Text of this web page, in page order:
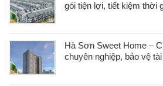
gói tiện lợi, tiết kiệm thời
Hà Sơn Sweet Home –
chuyên nghiệp, bảo vệ